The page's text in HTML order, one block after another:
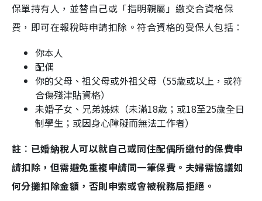
保單持有人，並替自己或「指明親屬」繳交合資格保
費，即可在報稅時申請扣除。符合資格的受保人包括︰
你本人
配偶
你的父母、祖父母或外祖父母（55歲或以上，或符
合傷殘津貼資格）
未婚子女、兄弟姊妹（未滿18歲；或18至25歲全日
制學生；或因身心障礙而無法工作者）
註︰已婚納稅人可以就自己或同住配偶所繳付的保費申
請扣除，但需避免重複申請同一筆保費。夫婦需協議如
何分攤扣除金額，否則申索或會被稅務局拒絕。